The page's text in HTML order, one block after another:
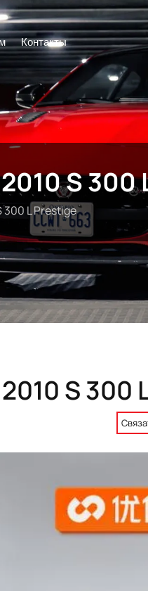
Контакты
S 300
300 L Prestige
S 300